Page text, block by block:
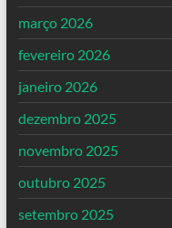
março 2026
fevereiro 2026
janeiro 2026
dezembro 2025
novembro 2025
outubro 2025
setembro 2025